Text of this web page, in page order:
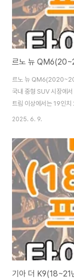
르노 뉴
국내 중형 SUV 시장에
트림 이상에서는 19인
이 규격은 단순한 타이어
격을 기준으로, 국산 프
·성능·가격 측면에서 비
이 새 차처럼 바뀝니다.
은 사랑을 받아온 모델
급 트림에 탑..
2025. 6. 9.
기아 더 K9(18~21